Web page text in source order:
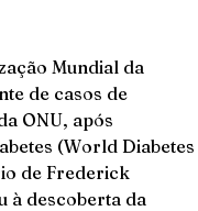
Mundial da
de casos de
ONU, após
(World Diabetes
de Frederick
à descoberta da